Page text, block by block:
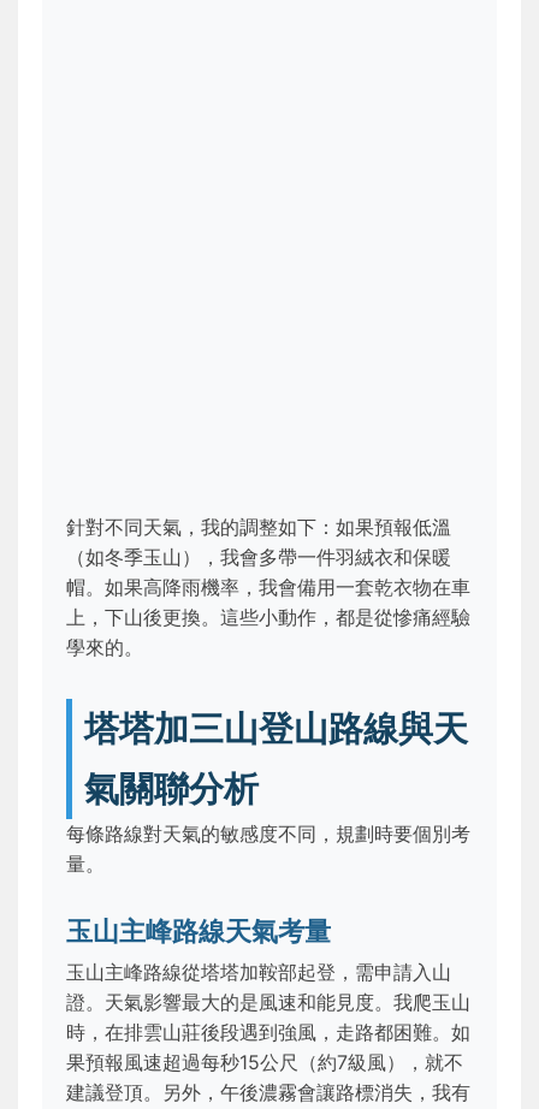
針對不同天氣，我的調整如下：如果預報低溫
（如冬季玉山），我會多帶一件羽絨衣和保暖
帽。如果高降雨機率，我會備用一套乾衣物在車
上，下山後更換。這些小動作，都是從慘痛經驗
學來的。
塔塔加三山登山路線與天
氣關聯分析
每條路線對天氣的敏感度不同，規劃時要個別考
量。
玉山主峰路線天氣考量
玉山主峰路線從塔塔加鞍部起登，需申請入山
證。天氣影響最大的是風速和能見度。我爬玉山
時，在排雲山莊後段遇到強風，走路都困難。如
果預報風速超過每秒15公尺（約7級風），就不
建議登頂。另外，午後濃霧會讓路標消失，我有